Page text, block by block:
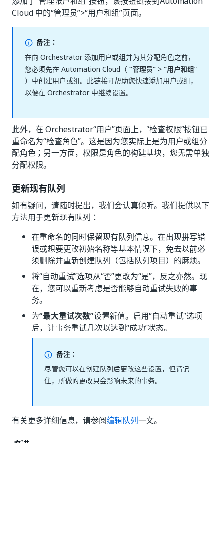
Cloud 中的“管理员”>“用户和组”页面。
备注：
在向 Orchestrator 添加用户或组并为其分配角色之前，
您必须先在 Automation Cloud（ “管理员” >“用户和组”
）中创建用户或组。此链接可帮助您快速添加用户或组，
以便在 Orchestrator 中继续设置。
此外，在 Orchestrator“用户”页面上，“检查权限”按钮已
重命名为“检查角色”。这是因为您实际上是为用户或组分
配角色；另一方面，权限是角色的构建基块，您无需单独
分配权限。
更新现有队列
如有疑问，请随时提出，我们会认真倾听。我们提供以下
方法用于更新现有队列：
在重命名的同时保留现有队列信息。在出现拼写错
误或想要更改初始名称等基本情况下，免去以前必
须删除并重新创建队列（包括队列项目）的麻烦。
将“自动重试”选项从“否”更改为“是”，反之亦然。现
在，您可以重新考虑是否能够自动重试失败的事
务。
为“最大重试次数”设置新值。启用“自动重试”选项
后，让事务重试几次以达到“成功”状态。
备注：
尽管您可以在创建队列后更改这些设置，但请记
住，所做的更改只会影响未来的事务。
有关更多详细信息，请参阅编辑队列一文。
改进